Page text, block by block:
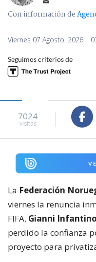
Con información de
Viernes 07 Agosto, 2026 |
Seguimos criterios de
7024
visitas
La Federación
viernes la renuncia
FIFA, Gianni Infantino
perdido la confianza
proyecto para